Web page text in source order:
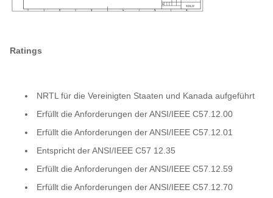
Ratings
NRTL für die Vereinigten Staaten und Kanada aufgeführt
Erfüllt die Anforderungen der ANSI/IEEE C57.12.00
Erfüllt die Anforderungen der ANSI/IEEE C57.12.01
Entspricht der ANSI/IEEE C57 12.35
Erfüllt die Anforderungen der ANSI/IEEE C57.12.59
Erfüllt die Anforderungen der ANSI/IEEE C57.12.70